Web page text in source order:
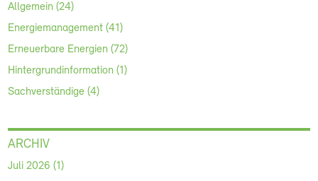
Allgemein (24)
Energiemanagement (41)
Erneuerbare Energien (72)
Hintergrundinformation (1)
Sachverständige (4)
ARCHIV
Juli 2026 (1)